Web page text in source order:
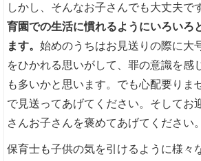
しかし、そんなお子さんでも大丈夫で
育園での生活に慣れるようにいろいろ
ます。始めのうちはお見送りの際に大
をひかれる思いがして、罪の意識を感
も多いかと思います。でも心配要りま
で見送ってあげてください。そしてお
さんお子さんを褒めてあげてください。
保育士も子供の気を引けるように様々